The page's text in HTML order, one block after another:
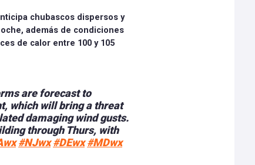
chubascos dispersos y
además de condiciones
de calor entre 100 y 105
are forecast to
which will bring a threat
damaging wind gusts.
through Thurs, with
#NJwx #DEwx #MDwx